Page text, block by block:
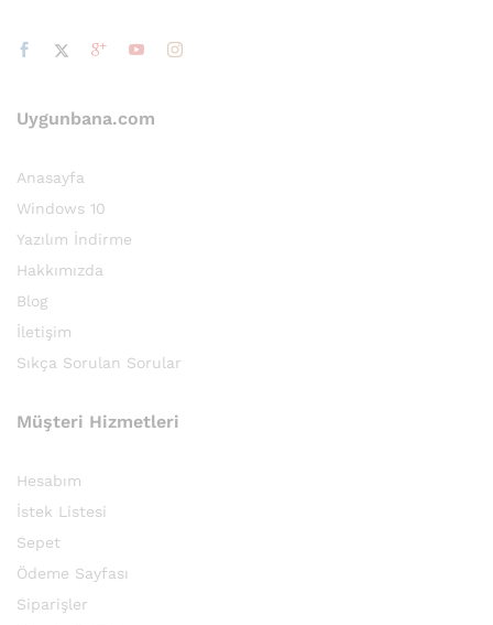
Uygunbana.com
Anasayfa
Windows 10
Yazılım İndirme
Hakkımızda
Blog
İletişim
Sıkça Sorulan Sorular
Müşteri Hizmetleri
Hesabım
İstek Listesi
Sepet
Ödeme Sayfası
Siparişler